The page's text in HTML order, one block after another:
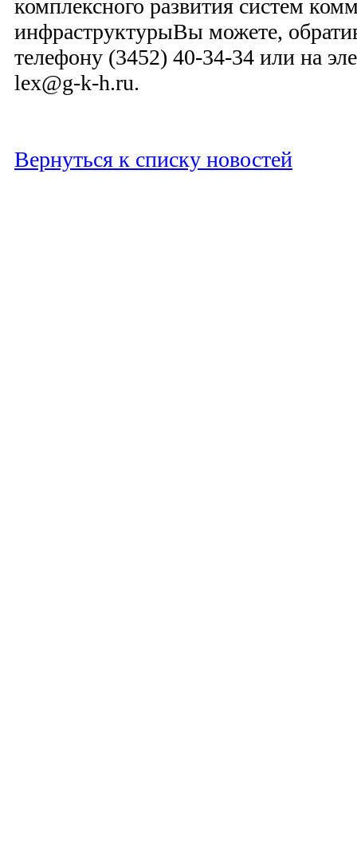
комплексного развития систем
инфраструктурыВы можете,
телефону (3452) 40-34-34 или на
lex@g-k-h.ru.
Вернуться к списку новостей